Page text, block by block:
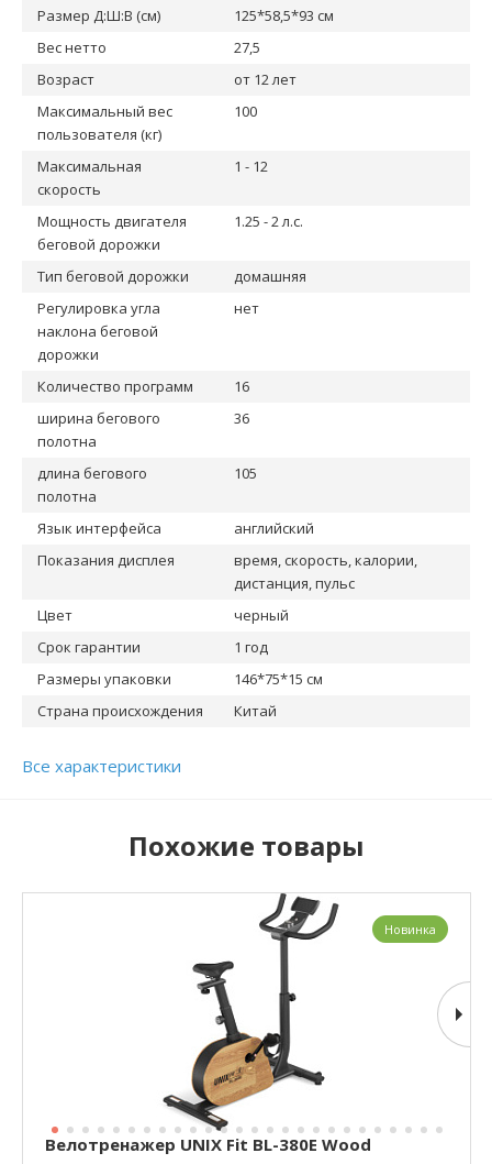
Размер Д:Ш:В (см)
125*58,5*93 см
Вес нетто
27,5
Возраст
от 12 лет
Максимальный вес
пользователя (кг)
100
Максимальная
скорость
1 - 12
Мощность двигателя
беговой дорожки
1.25 - 2 л.с.
Тип беговой дорожки
домашняя
Регулировка угла
наклона беговой
дорожки
нет
Количество программ
16
ширина бегового
полотна
36
длина бегового
полотна
105
Язык интерфейса
английский
Показания дисплея
время, скорость, калории,
дистанция, пульс
Цвет
черный
Срок гарантии
1 год
Размеры упаковки
146*75*15 см
Страна происхождения
Китай
Все характеристики
Похожие товары
Велотренажер UNIX Fit BL-380E Wood
Новинка